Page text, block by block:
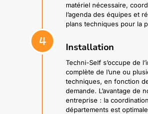
matériel nécessaire,
l’agenda des équipes et
plans techniques pour la
4 Installation
Techni-Self s’occupe de
complète de l’une ou
techniques, en fonction
demande. L’avantage de
entreprise : la
départements est